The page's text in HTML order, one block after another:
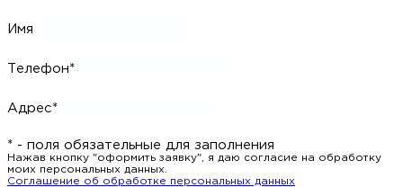
Имя
Телефон*
Адрес*
* - поля обязательные для заполнения
Нажав кнопку "оформить заявку", я даю согласие на обработку
моих персональных данных.
Соглашение об обработке персональных данных